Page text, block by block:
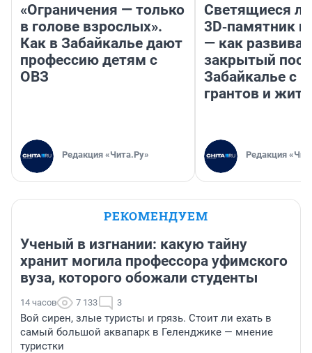
«Ограничения — только
в голове взрослых».
Как в Забайкалье дают
профессию детям с
ОВЗ
Редакция «Чита.Ру»
Светящиеся
3D‑памятник и
— как
закрытый
Забайкалье с
грантов и
Редакция
РЕКОМЕНДУЕМ
Ученый в изгнании: какую тайну
хранит могила профессора уфимского
вуза, которого обожали студенты
14 часов 7 133 3
Вой сирен, злые туристы и грязь. Стоит ли ехать в
самый большой аквапарк в Геленджике — мнение
туристки